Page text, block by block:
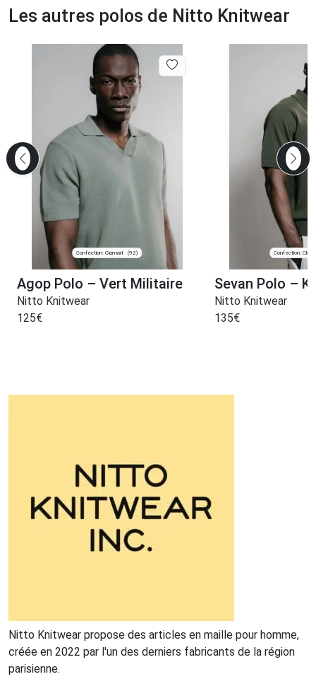
Les autres polos de Nitto Knitwear
Confection: Clamart (92)
Agop Polo – Vert Militaire
Nitto Knitwear
125€
Confection:
Sevan Polo –
Nitto Knitwear
135€
Nitto Knitwear propose des articles en maille pour homme,
créée en 2022 par l'un des derniers fabricants de la région
parisienne.